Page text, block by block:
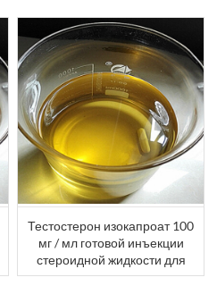
Тестостерон изокапроат 100
мг / мл готовой инъекции
стероидной жидкости для
продажи